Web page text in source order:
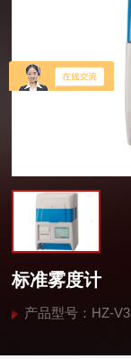
标准雾度计
产品型号：HZ-V3